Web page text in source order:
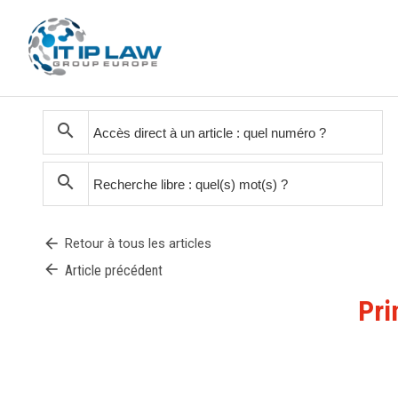
search
search
arrow_back Retour à tous les articles
arrow_back Article précédent